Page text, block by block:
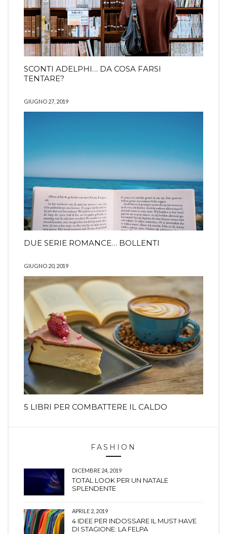
SCONTI ADELPHI… DA COSA FARSI
TENTARE?
GIUGNO 27, 2019
DUE SERIE ROMANCE… BOLLENTI
GIUGNO 20, 2019
5 LIBRI PER COMBATTERE IL CALDO
FASHION
DICEMBRE 24, 2019
TOTAL LOOK PER UN NATALE
SPLENDENTE
APRILE 2, 2019
4 IDEE PER INDOSSARE IL MUST HAVE
DI STAGIONE: LA FELPA